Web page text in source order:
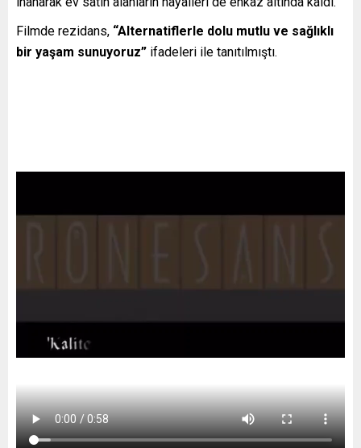
Filmde rezidans, “Alternatiflerle dolu mutlu ve sağlıklı
bir yaşam sunuyoruz” ifadeleri ile tanıtılmıştı.